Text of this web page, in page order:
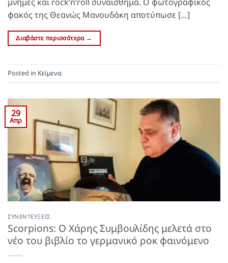
φακός της Θεανώς Μανουδάκη αποτύπωσε […]
Διαβάστε περισσότερα →
Posted in Κείμενα
29
Απρ
ΣΥΝΕΝΤΕΎΞΕΙΣ
Scorpions: Ο Χάρης Συμβουλίδης μελετά στο
νέο του βιβλίο το γερμανικό ροκ φαινόμενο